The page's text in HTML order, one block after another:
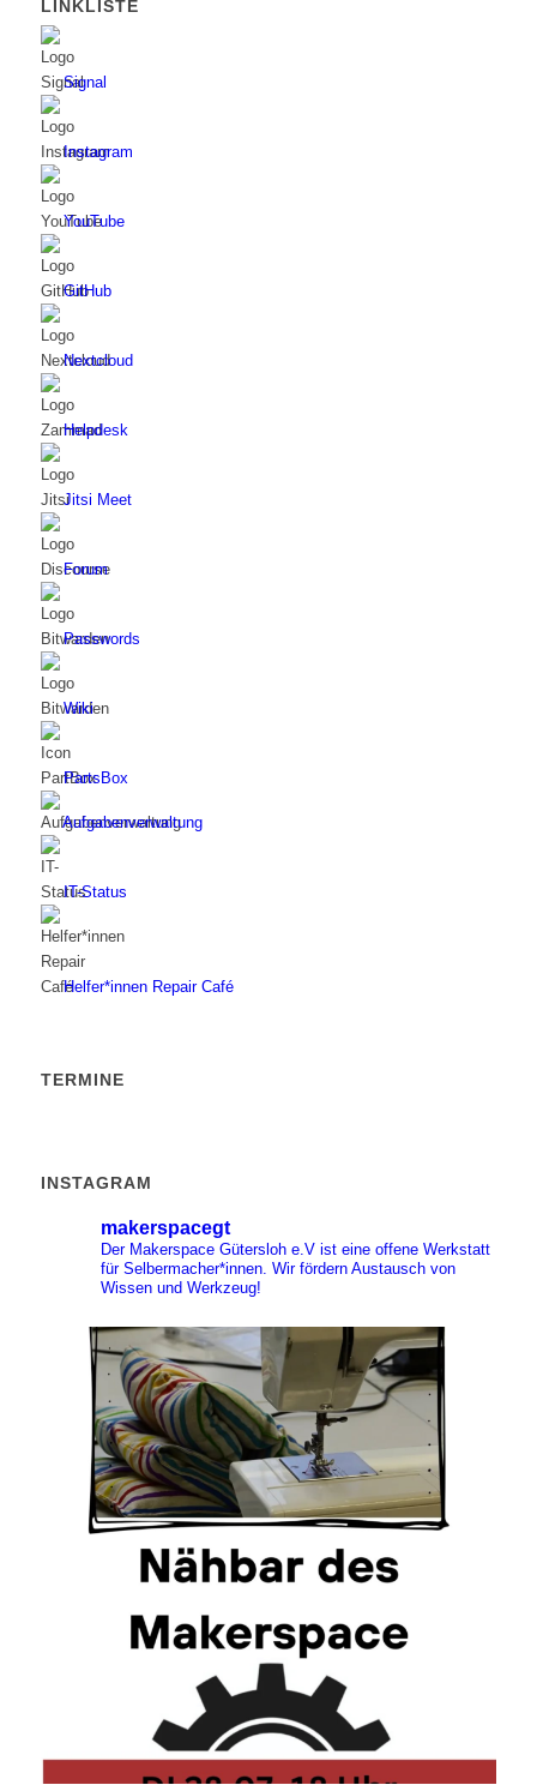
LINKLISTE
Signal
Instagram
YouTube
GitHub
Nextcloud
Helpdesk
Jitsi Meet
Forum
Passwords
Wiki
PartsBox
Aufgabenverwaltung
IT-Status
Helfer*innen Repair Café
TERMINE
INSTAGRAM
makerspacegt
Der Makerspace Gütersloh e.V ist eine offene Werkstatt
für Selbermacher*innen. Wir fördern Austausch von
Wissen und Werkzeug!